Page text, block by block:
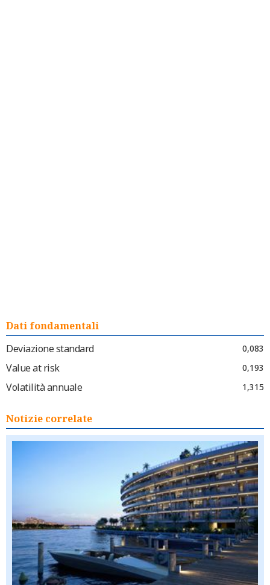
Dati fondamentali
Deviazione standard
0,083
Value at risk 0,193
Volatilità annuale 1,315
Notizie correlate